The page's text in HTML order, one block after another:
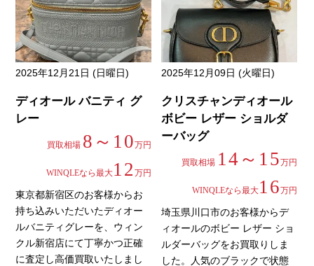
2025年12月21日 (日曜日)
ディオール バニティ グ
レー
買取相場 8～10万円
WINQLEなら最大12 万円
東京都新宿区のお客様からお
持ち込みいただいたディオー
ルバニティグレーを、ウィン
クル新宿店にて丁寧かつ正確
に査定し高価買取いたしまし
2025年12月09日 (火曜日)
クリスチャンディオール
ボビー レザー ショルダ
ーバッグ
買取相場 14～15万円
WINQLEなら最大16万円
埼玉県川口市のお客様からデ
ィオールのボビー レザー ショ
ルダーバッグをお買取りしま
した。人気のブラックで状態